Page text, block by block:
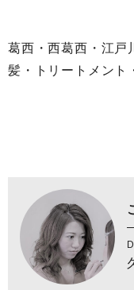
葛西・西葛西・江戸
髪・トリートメント